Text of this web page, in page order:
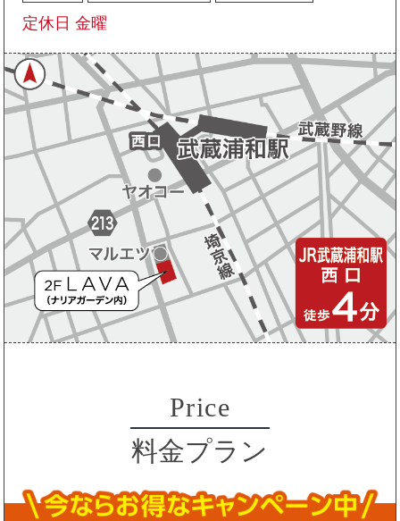
定休日 金曜
Price
料金プラン